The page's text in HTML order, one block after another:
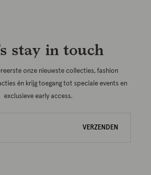
stay in touch
onze nieuwste collecties, fashion
én krijg toegang tot speciale events en
exclusieve early access.
VERZENDEN